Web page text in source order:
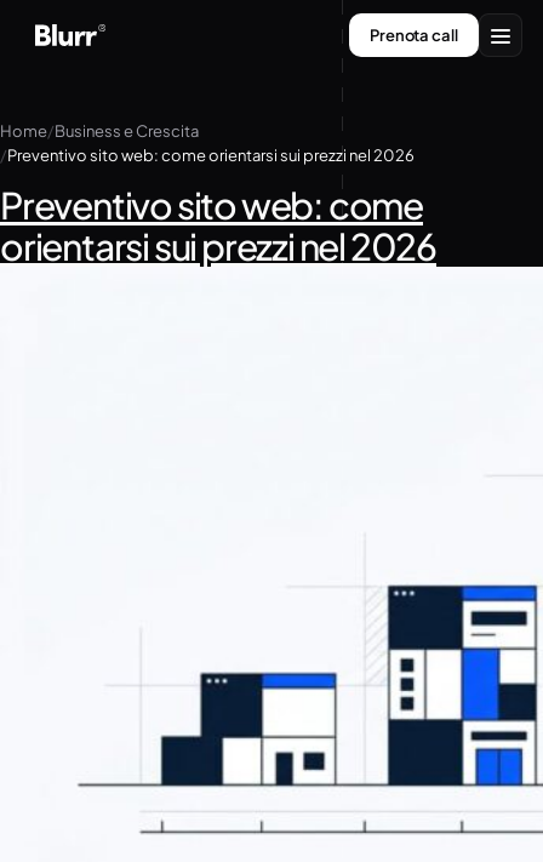
Prenota call
Chi siamo
Contatti
Home Business e Crescita
Preventivo sito web: come orientarsi sui prezzi nel 2026
Preventivo sito web: come
orientarsi sui prezzi nel 2026